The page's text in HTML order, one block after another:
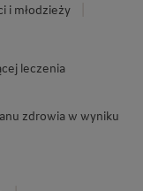
i młodzieży
leczenia
zdrowia w wyniku